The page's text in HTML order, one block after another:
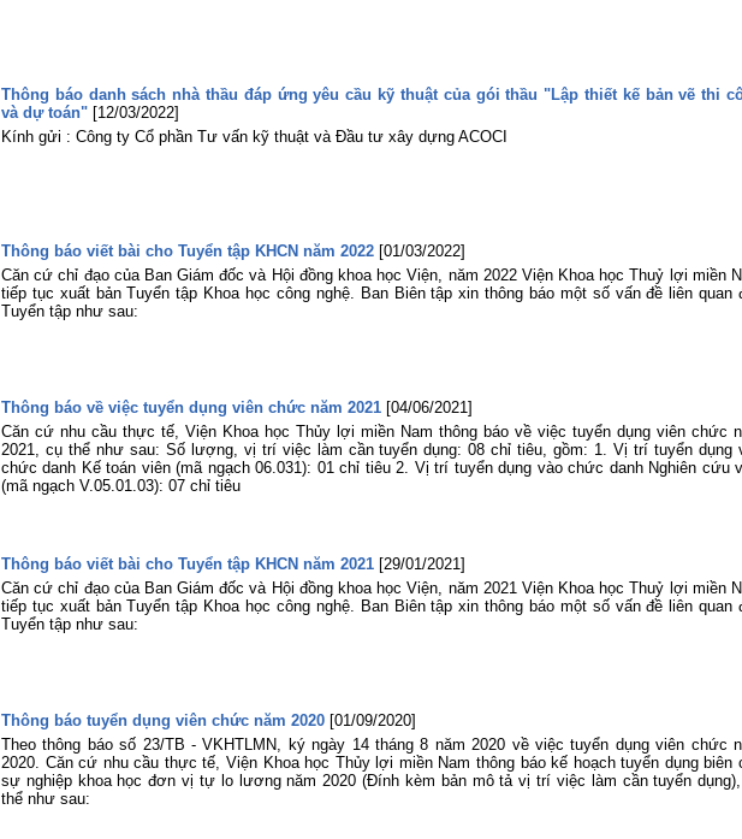
Thông báo danh sách nhà thầu đáp ứng yêu cầu kỹ thuật của gói thầu "Lập thiết kế bản vẽ thi
và dự toán" [12/03/2022]
Kính gửi : Công ty Cổ phần Tư vấn kỹ thuật và Đầu tư xây dựng ACOCI
Thông báo viết bài cho Tuyển tập KHCN năm 2022 [01/03/2022]
Căn cứ chỉ đạo của Ban Giám đốc và Hội đồng khoa học Viện, năm 2022 Viện Khoa học Thuỷ lợi miền
tiếp tục xuất bản Tuyển tập Khoa học công nghệ. Ban Biên tập xin thông báo một số vấn đề liên quan
Tuyển tập như sau:
Thông báo về việc tuyển dụng viên chức năm 2021 [04/06/2021]
Căn cứ nhu cầu thực tế, Viện Khoa học Thủy lợi miền Nam thông báo về việc tuyển dụng viên chức
2021, cụ thể như sau: Số lượng, vị trí việc làm cần tuyển dụng: 08 chỉ tiêu, gồm: 1. Vị trí tuyển dụng
chức danh Kế toán viên (mã ngạch 06.031): 01 chỉ tiêu 2. Vị trí tuyển dụng vào chức danh Nghiên cứu
(mã ngạch V.05.01.03): 07 chỉ tiêu
Thông báo viết bài cho Tuyển tập KHCN năm 2021 [29/01/2021]
Căn cứ chỉ đạo của Ban Giám đốc và Hội đồng khoa học Viện, năm 2021 Viện Khoa học Thuỷ lợi miền
tiếp tục xuất bản Tuyển tập Khoa học công nghệ. Ban Biên tập xin thông báo một số vấn đề liên quan
Tuyển tập như sau:
Thông báo tuyển dụng viên chức năm 2020 [01/09/2020]
Theo thông báo số 23/TB - VKHTLMN, ký ngày 14 tháng 8 năm 2020 về việc tuyển dụng viên chức
2020. Căn cứ nhu cầu thực tế, Viện Khoa học Thủy lợi miền Nam thông báo kế hoạch tuyển dụng biên
sự nghiệp khoa học đơn vị tự lo lương năm 2020 (Đính kèm bản mô tả vị trí việc làm cần tuyển
thể như sau: